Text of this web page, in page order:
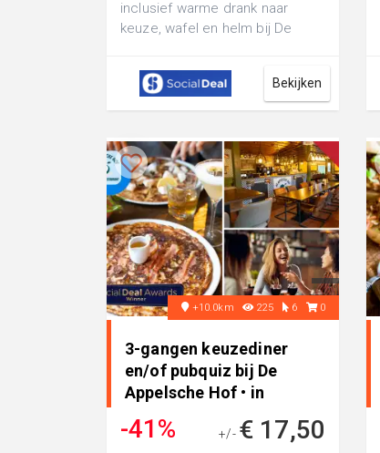
inclusief warme drank naar
keuze, wafel en helm bij De
een heerl...
Bekijken
+10.0km 225 6 0
3-gangen keuzediner
en/of pubquiz bij De
Appelsche Hof • in
-41% +/- € 17,50